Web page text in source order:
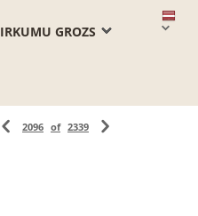
GROZS
2096 of 2339